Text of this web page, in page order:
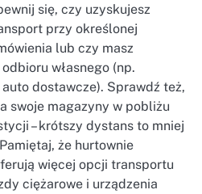
się, czy uzyskujesz
przy określonej
lub czy masz
własnego (np.
dostawcze). Sprawdź też,
swoje magazyny w pobliżu
– krótszy dystans to mniej
że hurtownie
więcej opcji transportu
ciężarowe i urządzenia